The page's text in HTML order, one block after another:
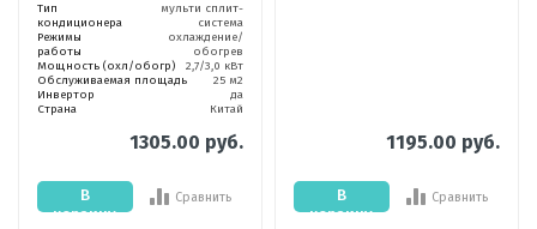
Тип
кондиционера
мульти сплит-
система
Режимы
работы
охлаждение/
обогрев
Мощность (охл/обогр)
2,7/3,0 кВт
Обслуживаемая площадь
25 м2
Инвертор
да
Страна
Китай
1305.00 руб.
В
корзину
Сравнить
1195.00 руб.
В
корзину
Сравнить